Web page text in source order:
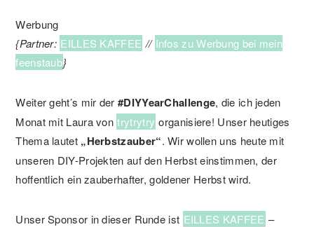
Werbung
{Partner: EILLES KAFFEE // Infos zu Werbung bei mein
feenstaub}
Weiter geht’s mir der #DIYYearChallenge, die ich jeden
Monat mit Laura von trytrytry organisiere! Unser heutiges
Thema lautet „Herbstzauber“. Wir wollen uns heute mit
unseren DIY-Projekten auf den Herbst einstimmen, der
hoffentlich ein zauberhafter, goldener Herbst wird.
Unser Sponsor in dieser Runde ist EILLES KAFFEE –